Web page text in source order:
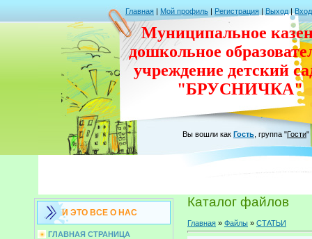
Главная | Мой профиль | Регистрация | Выход | Вход
Муниципальное
дошкольное
учреждение детский
"БРУСНИЧКА"
Вы вошли как Гость группа "Гости"
И ЭТО ВСЕ О НАС
ГЛАВНАЯ СТРАНИЦА
Каталог файлов
Главная » Файлы » СТАТЬИ